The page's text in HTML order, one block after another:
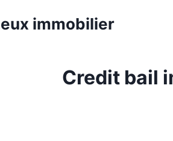
immobilier
Credit bail